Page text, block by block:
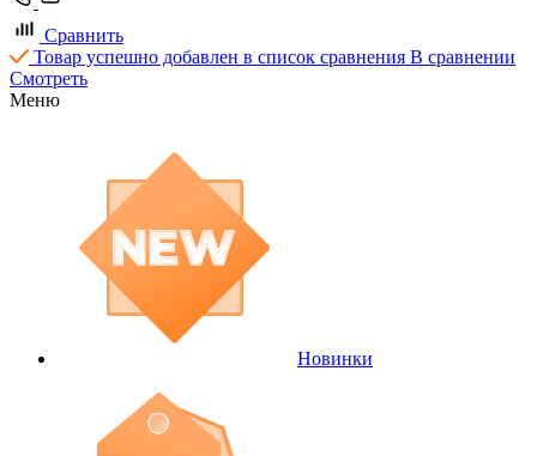
Сравнить
Товар успешно добавлен в список сравнения В сравнении
Смотреть
Меню
Новинки